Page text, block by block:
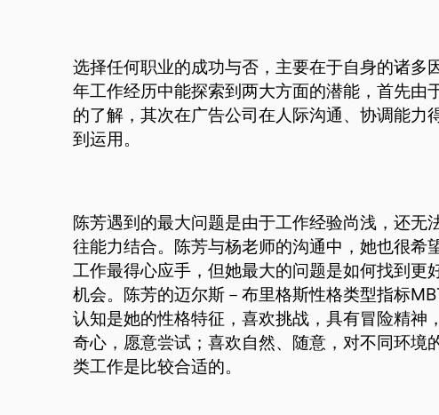
选择任何职业的成功与否，主要在于自身的诸
年工作经历中能探索到两大方面的潜能，首先由
的了解，其次在广告公司在人际沟通、协调能
到运用。
陈芳遇到的最大问题是由于工作经验尚浅，还
往能力结合。陈芳与杨老师的沟通中，她也很
工作最得心应手，但她最大的问题是如何找到更
机会。陈芳的迈尔斯－布里格斯性格类型指标
认知是她的性格特征，喜欢挑战，具有冒险精
奇心，愿意尝试；喜欢自然、随意，对不同环
类工作是比较合适的。